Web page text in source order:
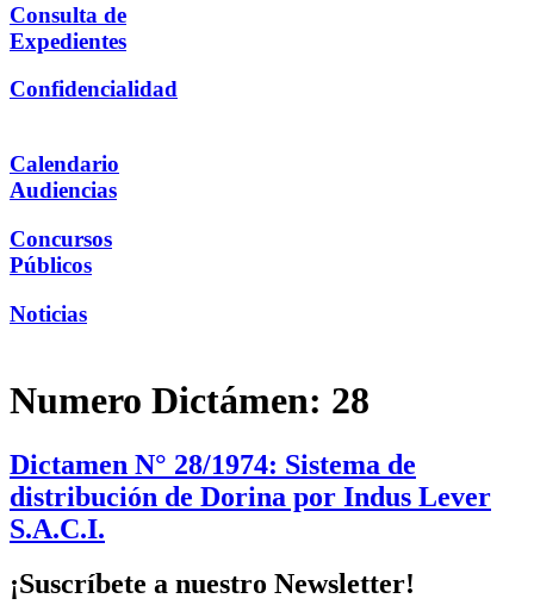
Consulta de
Expedientes
Confidencialidad
Calendario
Audiencias
Concursos
Públicos
Noticias
Numero Dictámen: 28
Dictamen N° 28/1974: Sistema de
distribución de Dorina por Indus Lever
S.A.C.I.
¡Suscríbete a nuestro Newsletter!